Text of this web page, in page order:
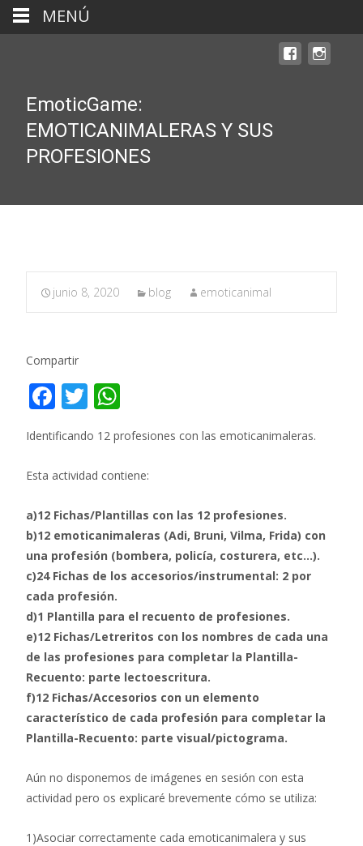
EmoticGame:
EMOTICANIMALERAS Y SUS
PROFESIONES
junio 8, 2020 blog emoticanimal
Compartir
F
ac
e
b
o
k
T
itt
er
h
at
s
p
p
Identificando 12 profesiones con las emoticanimaleras.
Esta actividad contiene:
a)12 Fichas/Plantillas con las 12 profesiones.
b)12 emoticanimaleras (Adi, Bruni, Vilma, Frida) con
una profesión (bombera, policía, costurera, etc…).
c)24 Fichas de los accesorios/instrumental: 2 por
cada profesión.
d)1 Plantilla para el recuento de profesiones.
e)12 Fichas/Letreritos con los nombres de cada una
de las profesiones para completar la Plantilla-
Recuento: parte lectoescritura.
f)12 Fichas/Accesorios con un elemento
característico de cada profesión para completar la
Plantilla-Recuento: parte visual/pictograma.
Aún no disponemos de imágenes en sesión con esta
actividad pero os explicaré brevemente cómo se utiliza:
1)Asociar correctamente cada emoticanimalera y sus
MENÚ